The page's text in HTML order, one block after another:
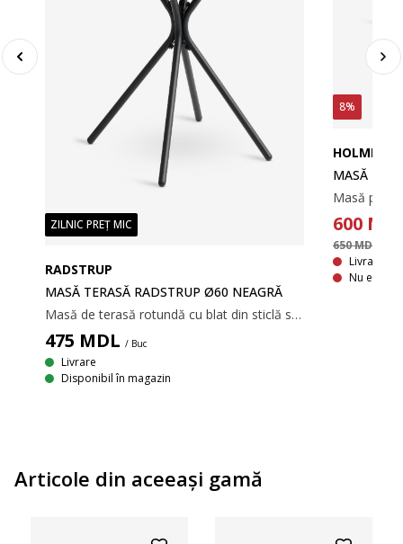
ZILNIC PREȚ MIC
RADSTRUP
MASĂ TERASĂ RADSTRUP Ø60 NEAGRĂ
Masă de terasă rotundă cu blat din sticlă securizată și picioare negre din oțel vopsit cu pulbere. Ø60x70 cm
475 MDL / Buc
Livrare
Disponibil în magazin
8%
HOLMEN
MASĂ
600
650 MDL
Livrare
Nu este
Articole din aceeaşi gamă